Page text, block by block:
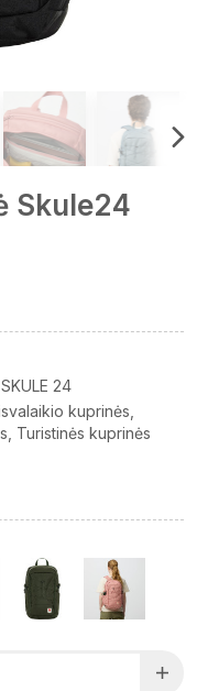
Skule24
24
kuprinės
Turistinės kuprinės